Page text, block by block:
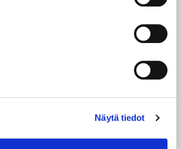
Näytä tiedot
SUOMEN HAUSKIMMAT MAMUT-